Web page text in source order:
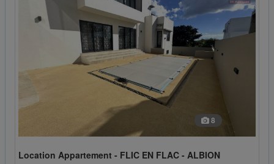
8
Location Appartement - FLIC EN FLAC - ALBION